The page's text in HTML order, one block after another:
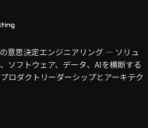
意思決定エンジニアリング — ソリュ
ソフトウェア、データ、AIを横断する
ロダクトリーダーシップとアーキテク